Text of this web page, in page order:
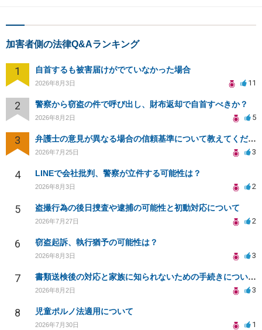
加害者側の法律Q&Aランキング
1 自首するも被害届けがでていなかった場合
2026年8月3日 11
2 警察から窃盗の件で呼び出し、財布返却で自首すべきか？
2026年8月2日 5
3 弁護士の意見が異なる場合の信頼基準について教えてください
2026年7月25日 3
4 LINEで会社批判、警察が立件する可能性は？
2026年8月3日 2
5 盗撮行為の後日捜査や逮捕の可能性と初動対応について
2026年7月27日 2
6 窃盗起訴、執行猶予の可能性は？
2026年8月3日 3
7 書類送検後の対応と家族に知られないための手続きについて相談
2026年8月2日 3
8 児童ポルノ法適用について
2026年7月30日 1